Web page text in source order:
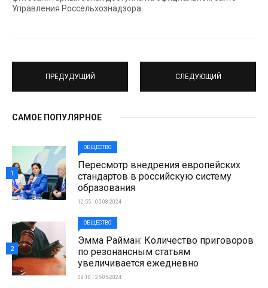
Управления Россельхознадзора.
ПРЕДУДУЩИЙ СЛЕДУЮЩИЙ
САМОЕ ПОПУЛЯРНОЕ
ОБЩЕСТВО
Пересмотр внедрения европейских
стандартов в российскую систему
образования
12:55 | 05-03-2024
1
ОБЩЕСТВО
Эмма Райман: Количество приговоров
по резонансным статьям
увеличивается ежедневно
09:10 | 25-05-2024
2